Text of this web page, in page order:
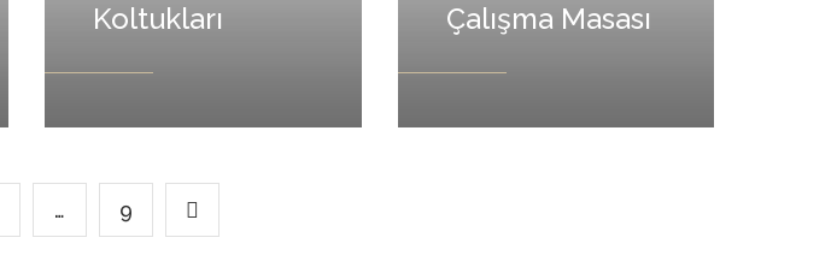
Koltukları
Çalışma Masası
… 9